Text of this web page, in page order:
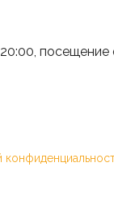
посещение